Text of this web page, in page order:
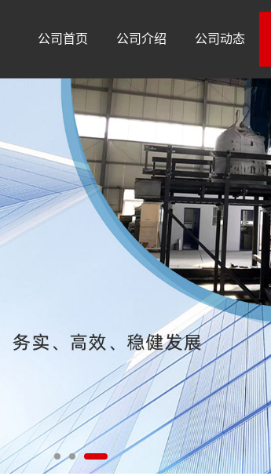
公司首页 公司介绍 公司动态